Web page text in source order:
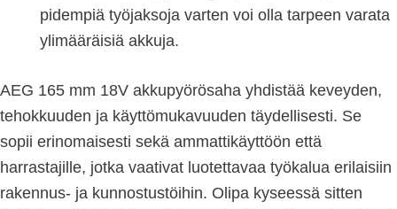
pidempiä työjaksoja varten voi olla tarpeen varata
ylimääräisiä akkuja.
AEG 165 mm 18V akkupyörösaha yhdistää keveyden,
tehokkuuden ja käyttömukavuuden täydellisesti. Se
sopii erinomaisesti sekä ammattikäyttöön että
harrastajille, jotka vaativat luotettavaa työkalua erilaisiin
rakennus- ja kunnostustöihin. Olipa kyseessä sitten